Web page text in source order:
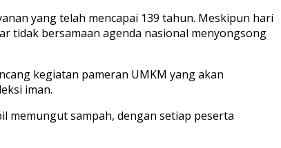
yang telah mencapai 139 tahun. Meskipun hari
tidak bersamaan agenda nasional menyongsong
kegiatan pameran UMKM yang akan
iman.
memungut sampah, dengan setiap peserta